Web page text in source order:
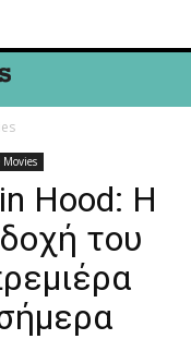
Movies
Hood: Η
του